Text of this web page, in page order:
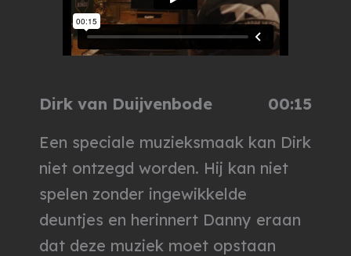
Dirk van Duijvenbode
00:15
Een speciale muzieksmaak kan Dirk
niet ontzegd worden. Hij kan niet
spelen zonder ingewikkelde
deuntjes en herinnert Danny eraan
dat deze muziek moet opstaan